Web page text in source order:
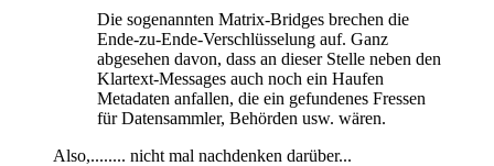
Die sogenannten Matrix-Bridges brechen die
Ende-zu-Ende-Verschlüsselung auf. Ganz
abgesehen davon, dass an dieser Stelle neben den
Klartext-Messages auch noch ein Haufen
Metadaten anfallen, die ein gefundenes Fressen
für Datensammler, Behörden usw. wären.
Also,........ nicht mal nachdenken darüber...